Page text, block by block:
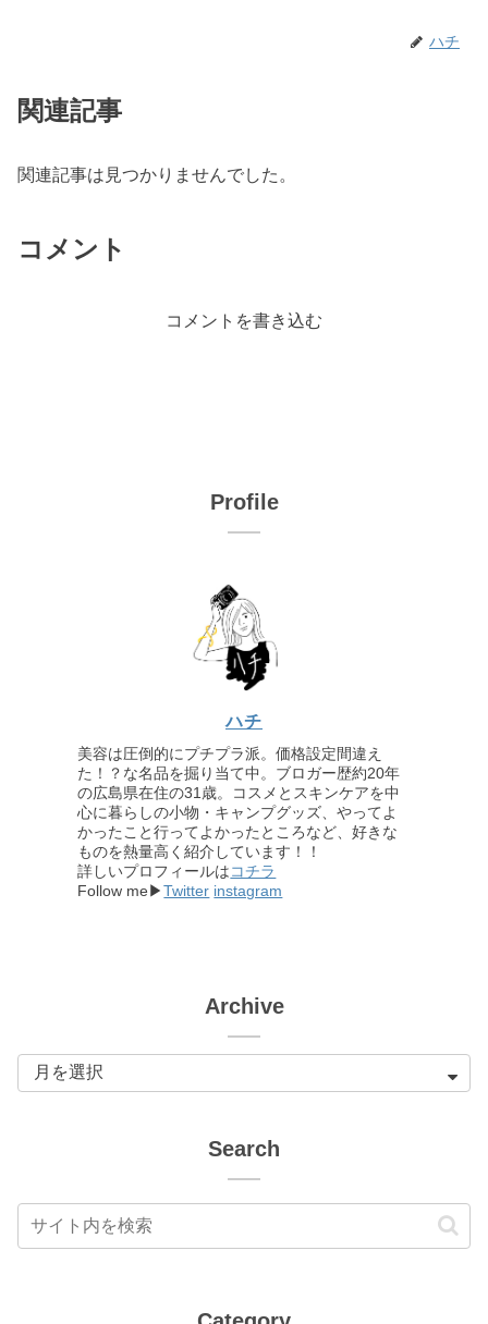
ハチ
関連記事
関連記事は見つかりませんでした。
コメント
コメントを書き込む
Profile
ハチ
美容は圧倒的にプチプラ派。価格設定間違え
た！？な名品を掘り当て中。ブロガー歴約20年
の広島県在住の31歳。コスメとスキンケアを中
心に暮らしの小物・キャンプグッズ、やってよ
かったこと行ってよかったところなど、好きな
ものを熱量高く紹介しています！！
詳しいプロフィールはコチラ
Follow me▶Twitter instagram
Archive
Search